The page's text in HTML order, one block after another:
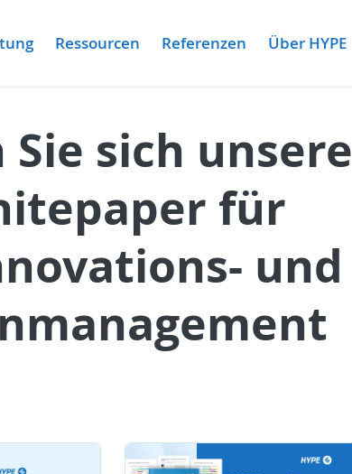
Ressourcen Referenzen Über HYPE
Sie sich unsere
für
und